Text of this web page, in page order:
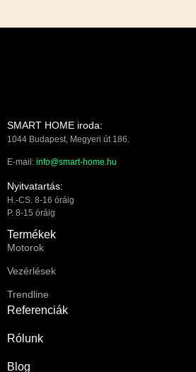
SMART HOME iroda:
1044 Budapest, Megyeri út 186.
E-mail: info@smart-home.hu
Nyitvatartás:
H.-CS. 8-16 óráig
P. 8-15 óráig
Termékek
Motorok
Vezérlések
Trendline
Referenciák
Rólunk
Blog